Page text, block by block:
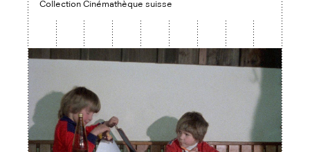
Collection Cinémathèque suisse